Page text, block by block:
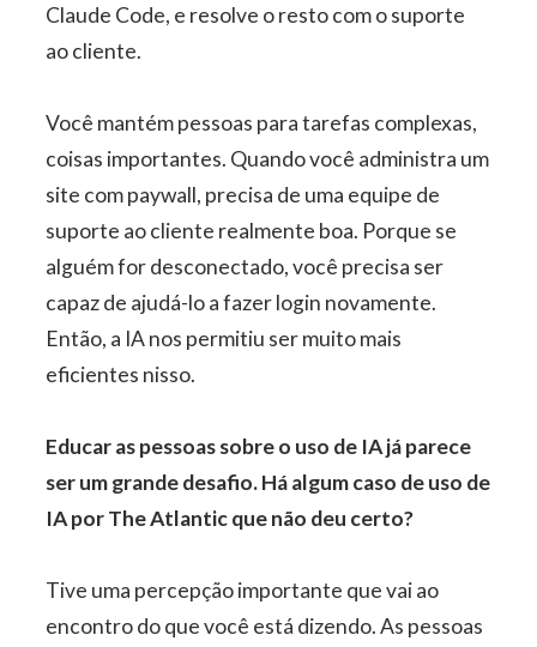
Claude Code, e resolve o resto com o suporte
ao cliente.
Você mantém pessoas para tarefas complexas,
coisas importantes. Quando você administra um
site com paywall, precisa de uma equipe de
suporte ao cliente realmente boa. Porque se
alguém for desconectado, você precisa ser
capaz de ajudá-lo a fazer login novamente.
Então, a IA nos permitiu ser muito mais
eficientes nisso.
Educar as pessoas sobre o uso de IA já parece
ser um grande desafio. Há algum caso de uso de
IA por The Atlantic que não deu certo?
Tive uma percepção importante que vai ao
encontro do que você está dizendo. As pessoas